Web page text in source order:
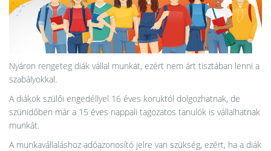
Nyáron rengeteg diák vállal munkát, ezért nem árt tisztában lenni a
szabályokkal.
A diákok szülői engedéllyel 16 éves koruktól dolgozhatnak, de
szünidőben már a 15 éves nappali tagozatos tanulók is vállalhatnak
munkát.
A munkavállaláshoz adóazonosító jelre van szükség, ezért, ha a diák